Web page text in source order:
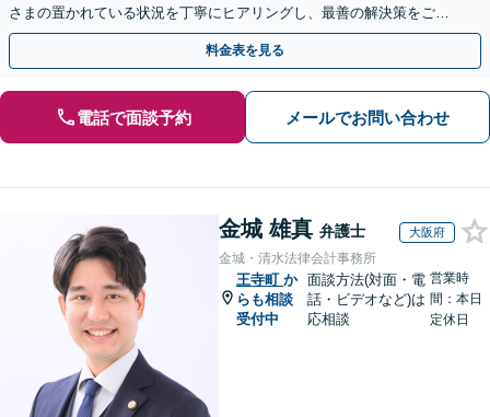
さまの置かれている状況を丁寧にヒアリングし、最善の解決策をご提
案します。お悩みの際は、お気軽にご相談ください。
料金表を見る
電話で面談予約 メールでお問い合わせ
金城 雄真 弁護士 大阪府
金城・清水法律会計事務所
王寺町 か
らも相談
受付中
面談方法(対面・電
話・ビデオなど)は
応相談
営業時
間：本日
定休日